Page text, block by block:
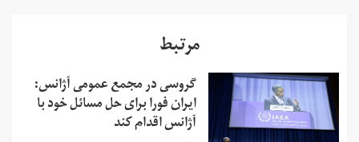
مرتبط
گروسی در مجمع عمومی آژانس:
ایران فورا برای حل مسائل خود با
آژانس اقدام کند